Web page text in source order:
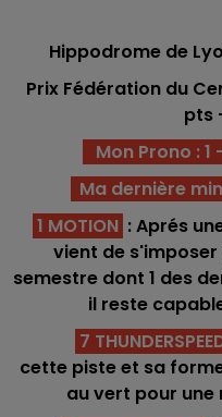
Hippodrome de
Prix Fédération du
pts
Mon Prono :
Ma dernière
1 MOTION : Aprés
vient de
semestre dont 1 des
il reste
7
cette piste et sa
au vert pour